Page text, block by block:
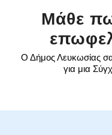
Μάθε
Ο Δήμος Λευκωσίας
για μια